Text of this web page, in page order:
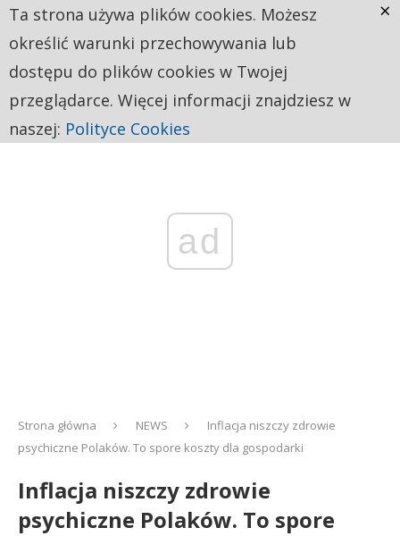
ad
Strona główna NEWS
Inflacja niszczy zdrowie
psychiczne Polaków. To spore koszty dla gospodarki
Inflacja niszczy zdrowie
psychiczne Polaków. To spore
Ta strona używa plików cookies. Możesz
określić warunki przechowywania lub
dostępu do plików cookies w Twojej
przeglądarce. Więcej informacji znajdziesz w
naszej: Polityce Cookies
×